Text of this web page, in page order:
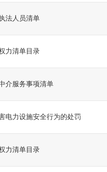
法人员清单
力清单目录
介服务事项清单
电力设施安全行为的处罚
力清单目录